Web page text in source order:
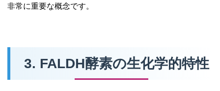
非常に重要な概念です。
3. FALDH酵素の生化学的特性